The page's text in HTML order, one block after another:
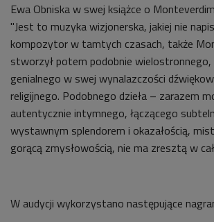
Ewa Obniska w swej książce o
"Jest to muzyka wizjonerska, jakiej nie
kompozytor w tamtych czasach, także
stworzył potem podobnie
genialnego w swej wynalazczości
religijnego. Podobnego dzieła – zarazem
autentycznie intymnego, łączącego
wystawnym splendorem i okazałością,
gorącą zmysłowością, nie ma zresztą w
W audycji wykorzystano następujące